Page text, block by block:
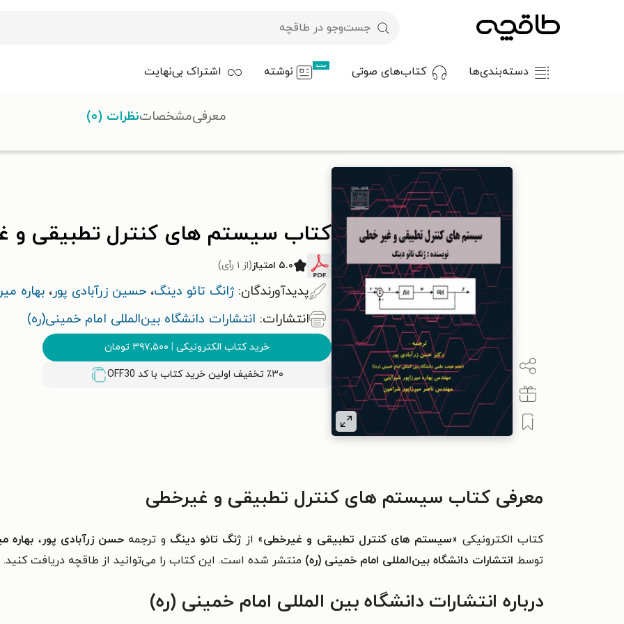
دسته‌بندی‌ها کتاب‌های صوتی جدید نوشته اشتراک بی‌نهایت
کتاب سیستم های کنترل تطبیقی و
۵.۰ امتیاز (از ۱ رأی)
پدیدآورندگان: ژانگ تائو دینگ، حسین زرآبادی پور، بهاره
انتشارات: انتشارات دانشگاه بین‌المللی امام خمینی(ره)
خرید کتاب الکترونیکی | ۳۹۷,۵۰۰ تومان
٪۳۰ تخفیف اولین خرید کتاب با کد OFF30
معرفیمشخصاتنظرات (۰)
معرفی کتاب سیستم های کنترل تطبیقی و غیرخطی
کتاب الکترونیکی «سیستم های کنترل تطبیقی و غیرخطی» از ژنگ تائو دینگ و ترجمه حسن زرآبادی پور، بهاره
توسط انتشارات دانشگاه بین‌المللی امام خمینی (ره) منتشر شده است. این کتاب را می‌توانید از طاقچه دریافت کنید.
درباره انتشارات دانشگاه بین المللی امام خمینی (ره)